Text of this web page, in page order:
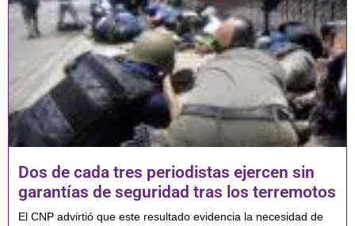
Dos de cada tres periodistas ejercen sin
garantías de seguridad tras los terremotos
El CNP advirtió que este resultado evidencia la necesidad de